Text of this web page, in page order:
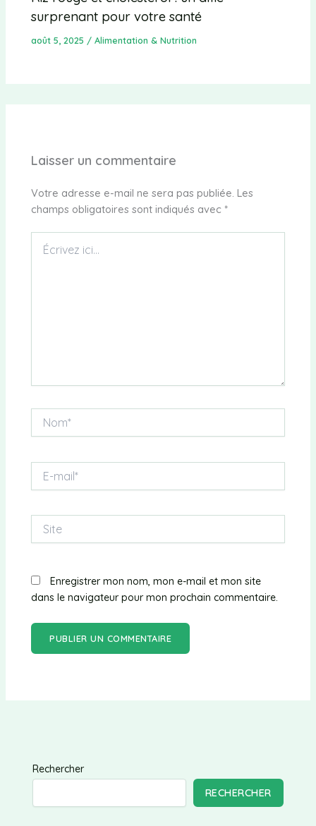
surprenant pour votre santé
août 5, 2025 /Alimentation & Nutrition
Laisser un commentaire
Votre adresse e-mail ne sera pas publiée. Les
champs obligatoires sont indiqués avec *
ici…
mail*
Enregistrer mon nom, mon e-mail et mon site
dans le navigateur pour mon prochain commentaire.
Rechercher
RECHERCHER